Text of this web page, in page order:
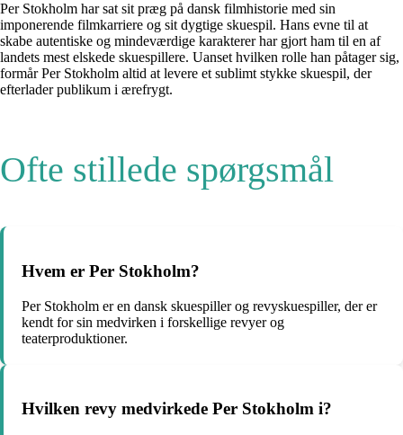
Per Stokholm har sat sit præg på dansk filmhistorie med sin
imponerende filmkarriere og sit dygtige skuespil. Hans evne til at
skabe autentiske og mindeværdige karakterer har gjort ham til en af
landets mest elskede skuespillere. Uanset hvilken rolle han påtager sig,
formår Per Stokholm altid at levere et sublimt stykke skuespil, der
efterlader publikum i ærefrygt.
Ofte stillede spørgsmål
Hvem er Per Stokholm?
Per Stokholm er en dansk skuespiller og revyskuespiller, der er
kendt for sin medvirken i forskellige revyer og
teaterproduktioner.
Hvilken revy medvirkede Per Stokholm i?